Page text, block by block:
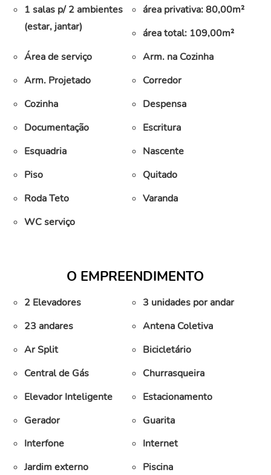
1 salas p/ 2 ambientes
(estar, jantar)
área privativa: 80,00m²
área total: 109,00m²
Área de serviço
Arm. na Cozinha
Arm. Projetado
Corredor
Cozinha
Despensa
Documentação
Escritura
Esquadria
Nascente
Piso
Quitado
Roda Teto
Varanda
WC serviço
O EMPREENDIMENTO
2 Elevadores
3 unidades por andar
23 andares
Antena Coletiva
Ar Split
Bicicletário
Central de Gás
Churrasqueira
Elevador Inteligente
Estacionamento
Gerador
Guarita
Interfone
Internet
Jardim externo
Piscina